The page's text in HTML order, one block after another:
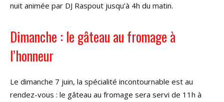
nuit animée par DJ Raspout jusqu’à 4h du matin.
Dimanche : le gâteau au fromage à
l’honneur
Le dimanche 7 juin, la spécialité incontournable est au
rendez-vous : le gâteau au fromage sera servi de 11h à